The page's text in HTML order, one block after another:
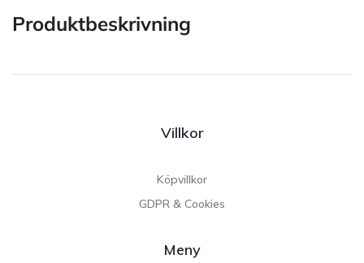
Produktbeskrivning
Villkor
Köpvillkor
GDPR & Cookies
Meny